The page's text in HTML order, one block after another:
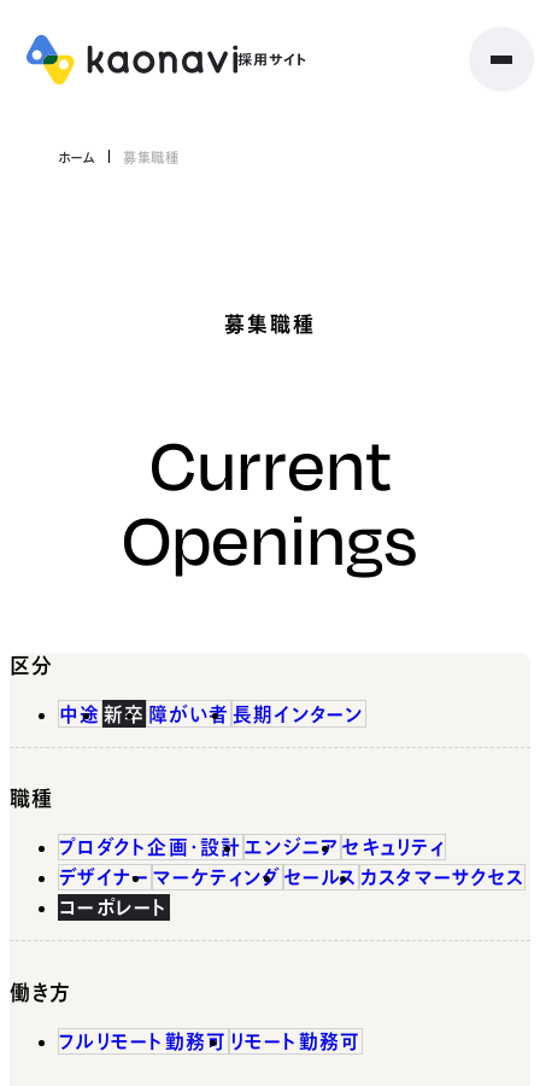
ホーム 募集職種
募集職種
Current
Openings
区分
中途 新卒 障がい者 長期インターン
職種
プロダクト企画・設計 エンジニア セキュリティ
デザイナー マーケティング セールス カスタマーサクセス
コーポレート
働き方
フルリモート勤務可 リモート勤務可